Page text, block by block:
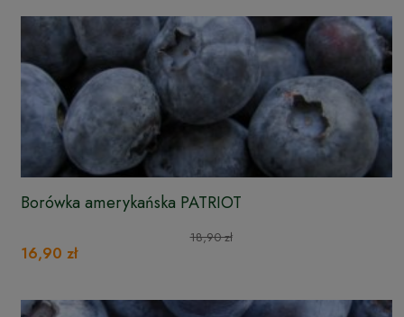
Borówka amerykańska PATRIOT
18,90 zł
16,90 zł